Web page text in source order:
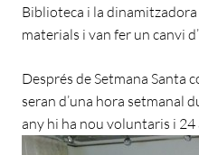
Biblioteca i la
materials i van fer un canvi
Després de Setmana Santa
seran d’una hora setmanal
any hi ha nou voluntaris i